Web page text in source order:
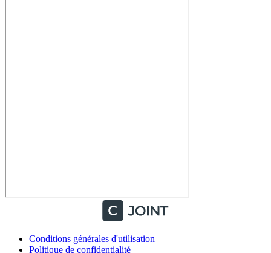
Conditions générales d'utilisation
Politique de confidentialité